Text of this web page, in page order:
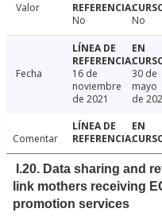
Valor
No
No
Fecha
16 de
noviembre
de 2021
30 de
mayo
de
Comentar
I.20. Data sharing and
link mothers receiving
promotion services